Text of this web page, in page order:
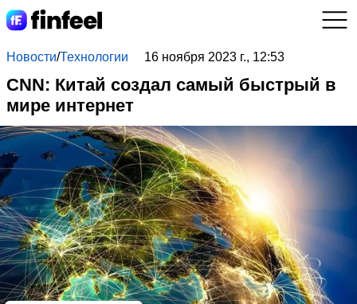
Новости/Технологии 16 ноября 2023 г., 12:53
CNN: Китай создал самый быстрый в
мире интернет